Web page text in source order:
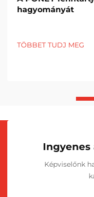
hagyományát
TÖBBET TUDJ MEG
Ingyenes
Képviselőnk